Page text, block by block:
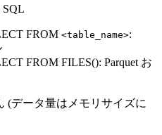
FROM <table_name>:
FROM FILES(): Parquet お
(データ量はメモリサイズに